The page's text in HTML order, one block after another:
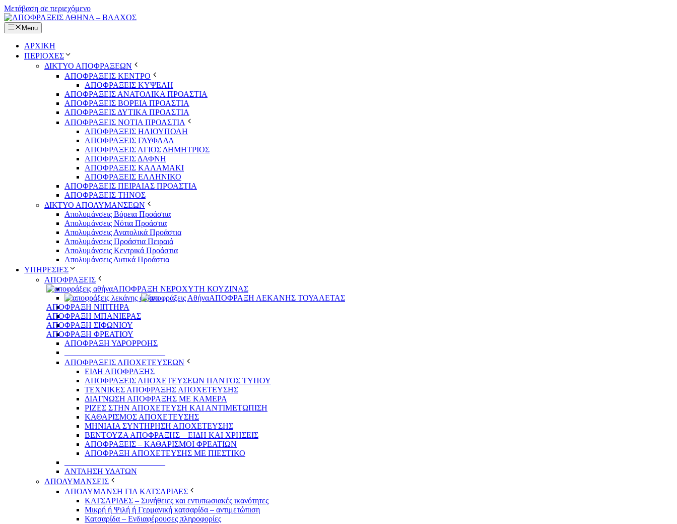
Μετάβαση σε περιεχόμενο
Menu
ΑΡΧΙΚΗ
ΠΕΡΙΟΧΕΣ
ΔΙΚΤΥΟ ΑΠΟΦΡΑΞΕΩΝ
ΑΠΟΦΡΑΞΕΙΣ ΚΕΝΤΡΟ
ΑΠΟΦΡΑΞΕΙΣ ΚΥΨΕΛΗ
ΑΠΟΦΡΑΞΕΙΣ ΑΝΑΤΟΛΙΚΑ ΠΡΟΑΣΤΙΑ
ΑΠΟΦΡΑΞΕΙΣ ΒΟΡΕΙΑ ΠΡΟΑΣΤΙΑ
ΑΠΟΦΡΑΞΕΙΣ ΔΥΤΙΚΑ ΠΡΟΑΣΤΙΑ
ΑΠΟΦΡΑΞΕΙΣ ΝΟΤΙΑ ΠΡΟΑΣΤΙΑ
ΑΠΟΦΡΑΞΕΙΣ ΗΛΙΟΥΠΟΛΗ
ΑΠΟΦΡΑΞΕΙΣ ΓΛΥΦΑΔΑ
ΑΠΟΦΡΑΞΕΙΣ ΑΓΙΟΣ ΔΗΜΗΤΡΙΟΣ
ΑΠΟΦΡΑΞΕΙΣ ΔΑΦΝΗ
ΑΠΟΦΡΑΞΕΙΣ ΚΑΛΑΜΑΚΙ
ΑΠΟΦΡΑΞΕΙΣ ΕΛΛΗΝΙΚΟ
ΑΠΟΦΡΑΞΕΙΣ ΠΕΙΡΑΙΑΣ ΠΡΟΑΣΤΙΑ
ΑΠΟΦΡΑΞΕΙΣ ΤΗΝΟΣ
ΔΙΚΤΥΟ ΑΠΟΛΥΜΑΝΣΕΩΝ
Απολυμάνσεις Βόρεια Προάστια
Απολυμάνσεις Νότια Προάστια
Απολυμάνσεις Ανατολικά Προάστια
Απολυμάνσεις Προάστια Πειραιά
Απολυμάνσεις Κεντρικά Προάστια
Απολυμάνσεις Δυτικά Προάστια
ΥΠΗΡΕΣΙΕΣ
ΑΠΟΦΡΑΞΕΙΣ
ΑΠΟΦΡΑΞΗ ΝΕΡΟΧΥΤΗ ΚΟΥΖΙΝΑΣ
ΑΠΟΦΡΑΞΗ ΛΕΚΑΝΗΣ ΤΟΥΑΛΕΤΑΣ
ΑΠΟΦΡΑΞΗ ΝΙΠΤΗΡΑ
ΑΠΟΦΡΑΞΗ ΜΠΑΝΙΕΡΑΣ
ΑΠΟΦΡΑΞΗ ΣΙΦΩΝΙΟΥ
ΑΠΟΦΡΑΞΗ ΦΡΕΑΤΙΟΥ
ΑΠΟΦΡΑΞΗ ΥΔΡΟΡΡΟΗΣ
ΑΠΟΦΡΑΞΕΙΣ ΑΠΟΧΕΤΕΥΣΕΩΝ
ΕΙΔΗ ΑΠΟΦΡΑΞΗΣ
ΑΠΟΦΡΑΞΕΙΣ ΑΠΟΧΕΤΕΥΣΕΩΝ ΠΑΝΤΟΣ ΤΥΠΟΥ
ΤΕΧΝΙΚΕΣ ΑΠΟΦΡΑΞΗΣ ΑΠΟΧΕΤΕΥΣΗΣ
ΔΙΑΓΝΩΣΗ ΑΠΟΦΡΑΞΗΣ ΜΕ ΚΑΜΕΡΑ
ΡΙΖΕΣ ΣΤΗΝ ΑΠΟΧΕΤΕΥΣΗ ΚΑΙ ΑΝΤΙΜΕΤΩΠΙΣΗ
ΚΑΘΑΡΙΣΜΟΣ ΑΠΟΧΕΤΕΥΣΗΣ
ΜΗΝΙΑΙΑ ΣΥΝΤΗΡΗΣΗ ΑΠΟΧΕΤΕΥΣΗΣ
ΒΕΝΤΟΥΖΑ ΑΠΟΦΡΑΞΗΣ – ΕΙΔΗ ΚΑΙ ΧΡΗΣΕΙΣ
ΑΠΟΦΡΑΞΕΙΣ – ΚΑΘΑΡΙΣΜΟΙ ΦΡΕΑΤΙΩΝ
ΑΠΟΦΡΑΞΗ ΑΠΟΧΕΤΕΥΣΗΣ ΜΕ ΠΙΕΣΤΙΚΟ
ΑΝΤΛΗΣΗ ΥΔΑΤΩΝ
ΑΠΟΛΥΜΑΝΣΕΙΣ
ΑΠΟΛΥΜΑΝΣΗ ΓΙΑ ΚΑΤΣΑΡΙΔΕΣ
ΚΑΤΣΑΡΙΔΕΣ – Συνήθειες και εντυπωσιακές ικανότητες
Μικρή ή Ψιλή ή Γερμανική κατσαρίδα – αντιμετώπιση
Κατσαρίδα – Ενδιαφέρουσες πληροφορίες